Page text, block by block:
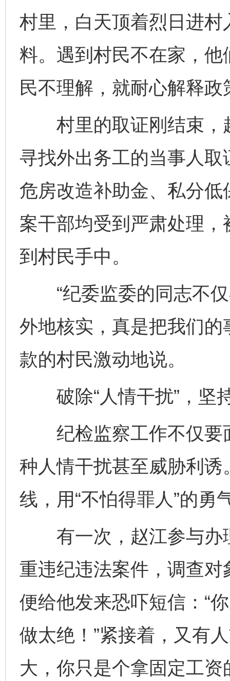
村里，白天顶着烈日进
料。遇到村民不在家，
民不理解，就耐心解释
村里的取证刚结束，
寻找外出务工的当事人
危房改造补助金、私分
案干部均受到严肃处理
到村民手中。
“纪委监委的同志不仅
外地核实，真是把我们的
款的村民激动地说。
破除“人情干扰”，坚
纪检监察工作不仅要
种人情干扰甚至威胁利
线，用“不怕得罪人”的勇
有一次，赵江参与办
重违纪违法案件，调查
便给他发来恐吓短信：“
做太绝！”紧接着，又有
大，你只是个拿固定工